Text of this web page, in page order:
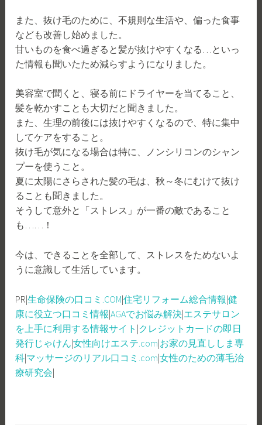
また、抜け毛のために、不規則な生活や、偏った食事
なども改善し始めました。
甘いものを食べ過ぎると髪が抜けやすくなる…といっ
た情報も聞いたため減らすようになりました。
美容室で聞くと、寝る前にドライヤーを当てること、
髪を乾かすことも大切だと聞きました。
また、生理の前後には抜けやすくなるので、特に集中
してケアをすること。
抜け毛が気になる場合は特に、ノンシリコンのシャン
プーを使うこと。
夏に太陽にさらされた髪の毛は、秋～冬にむけて抜け
ることも聞きました。
そうして意外と「ストレス」が一番の敵であること
も……！
今は、できることを全部して、ストレスをためないよ
うに意識して生活しています。
PR|生命保険の口コミ.COM|住宅リフォーム総合情報|健
康に役立つ口コミ情報|AGAでお悩み解決|エステサロン
を上手に利用する情報サイト |クレジットカードの即日
発行じゃけん|女性向けエステ.com|お家の見直ししま専
科|マッサージのリアル口コミ.com|女性のための薄毛治
療研究会|